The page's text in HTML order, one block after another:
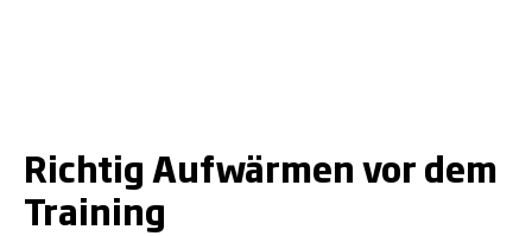
Richtig Aufwärmen vor dem
Training